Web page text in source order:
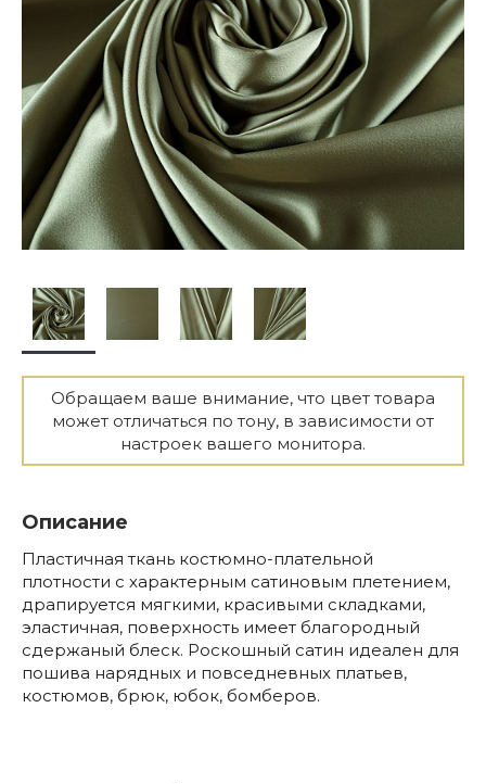
Обращаем ваше внимание, что цвет товара
может отличаться по тону, в зависимости от
настроек вашего монитора.
Описание
Пластичная ткань костюмно-плательной
плотности с характерным сатиновым плетением,
драпируется мягкими, красивыми складками,
эластичная, поверхность имеет благородный
сдержаный блеск. Роскошный сатин идеален для
пошива нарядных и повседневных платьев,
костюмов, брюк, юбок, бомберов.